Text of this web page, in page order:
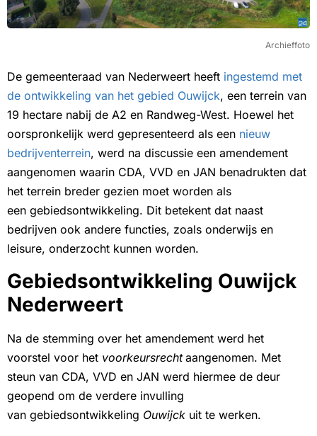
Archieffoto
De gemeenteraad van Nederweert heeft ingestemd met
de ontwikkeling van het gebied Ouwijck, een terrein van
19 hectare nabij de A2 en Randweg-West. Hoewel het
oorspronkelijk werd gepresenteerd als een nieuw
bedrijventerrein, werd na discussie een amendement
aangenomen waarin CDA, VVD en JAN benadrukten dat
het terrein breder gezien moet worden als
een gebiedsontwikkeling. Dit betekent dat naast
bedrijven ook andere functies, zoals onderwijs en
leisure, onderzocht kunnen worden.
Gebiedsontwikkeling Ouwijck
Nederweert
Na de stemming over het amendement werd het
voorstel voor het voorkeursrecht aangenomen. Met
steun van CDA, VVD en JAN werd hiermee de deur
geopend om de verdere invulling
van gebiedsontwikkeling Ouwijck uit te werken.